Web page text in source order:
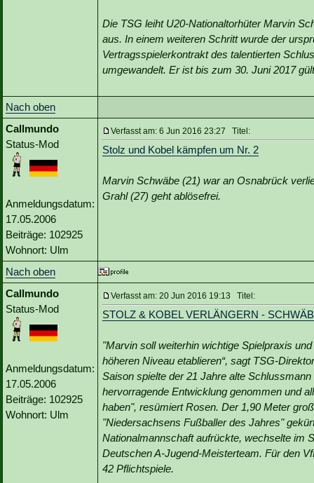
Die TSG leiht U20-Nationaltorhüter Marvin
aus. In einem weiteren Schritt wurde der
Vertragsspielerkontrakt des talentierten
umgewandelt. Er ist bis zum 30. Juni 2017
Nach oben
Callmundo
Status-Mod
Anmeldungsdatum:
17.05.2006
Beiträge: 102925
Wohnort: Ulm
Verfasst am: 6 Jun 2016 23:27 Titel:
Stolz und Kobel kämpfen um Nr. 2
Marvin Schwäbe (21) war an Osnabrück
Grahl (27) geht ablösefrei.
Nach oben
Callmundo
Status-Mod
Anmeldungsdatum:
17.05.2006
Beiträge: 102925
Wohnort: Ulm
Verfasst am: 20 Jun 2016 19:13 Titel:
STOLZ & KOBEL VERLÄNGERN -
"Marvin soll weiterhin wichtige Spielpraxis
höheren Niveau etablieren“, sagt TSG-
Saison spielte der 21 Jahre alte
hervorragende Entwicklung genommen und
haben", resümiert Rosen. Der 1,90 Meter
"Niedersachsens Fußballer des Jahres"
Nationalmannschaft aufrückte, wechselte im
Deutschen A-Jugend-Meisterteam. Für den
42 Pflichtspiele.